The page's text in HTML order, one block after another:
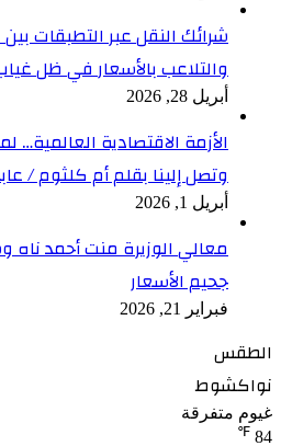
شرائك النقل عبر التطبقات
والتلاعب بالأسعار في ظل
أبريل 28, 2026
الأزمة الاقتصادية العالمية…
وتصل إلينا بقلم أم كلثوم /
أبريل 1, 2026
معالي الوزيرة منت أحمد ناه
جحيم الأسعار
فبراير 21, 2026
الطقس
نواكشوط
غيوم متفرقة
84
℉